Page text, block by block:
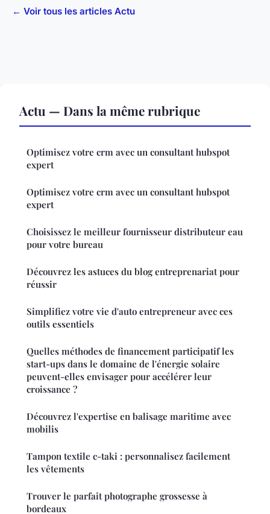
← Voir tous les articles Actu
Actu — Dans la même rubrique
Optimisez votre crm avec un consultant hubspot
expert
Optimisez votre crm avec un consultant hubspot
expert
Choisissez le meilleur fournisseur distributeur eau
pour votre bureau
Découvrez les astuces du blog entreprenariat pour
réussir
Simplifiez votre vie d'auto entrepreneur avec ces
outils essentiels
Quelles méthodes de financement participatif les
start-ups dans le domaine de l'énergie solaire
peuvent-elles envisager pour accélérer leur
croissance ?
Découvrez l'expertise en balisage maritime avec
mobilis
Tampon textile c-taki : personnalisez facilement
les vêtements
Trouver le parfait photographe grossesse à
bordeaux